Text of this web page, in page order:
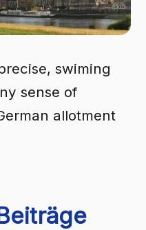
swiming
sense of
allotment